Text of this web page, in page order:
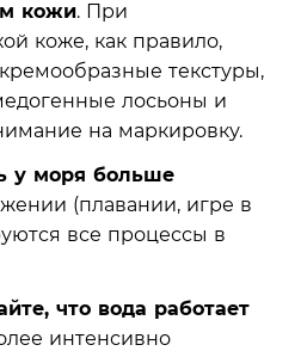
кожи. При
коже, как правило,
текстуры,
лосьоны и
на маркировку.
у моря больше
(плавании, игре в
все процессы в
что вода работает
интенсивно